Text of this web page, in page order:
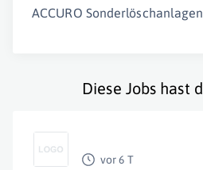
ACCURO
Diese Jobs hast
vor 6 T